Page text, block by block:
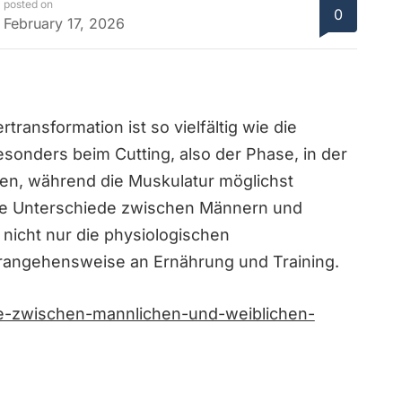
posted on
February 17, 2026 0
ist so vielfältig wie die
beim Cutting, also der Phase, in der
während die Muskulatur möglichst
Unterschiede zwischen Männern und
nur die physiologischen
an Ernährung und Training.
zwischen-mannlichen-und-weiblichen-